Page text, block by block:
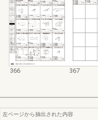
366 367
左ページから抽出された内容